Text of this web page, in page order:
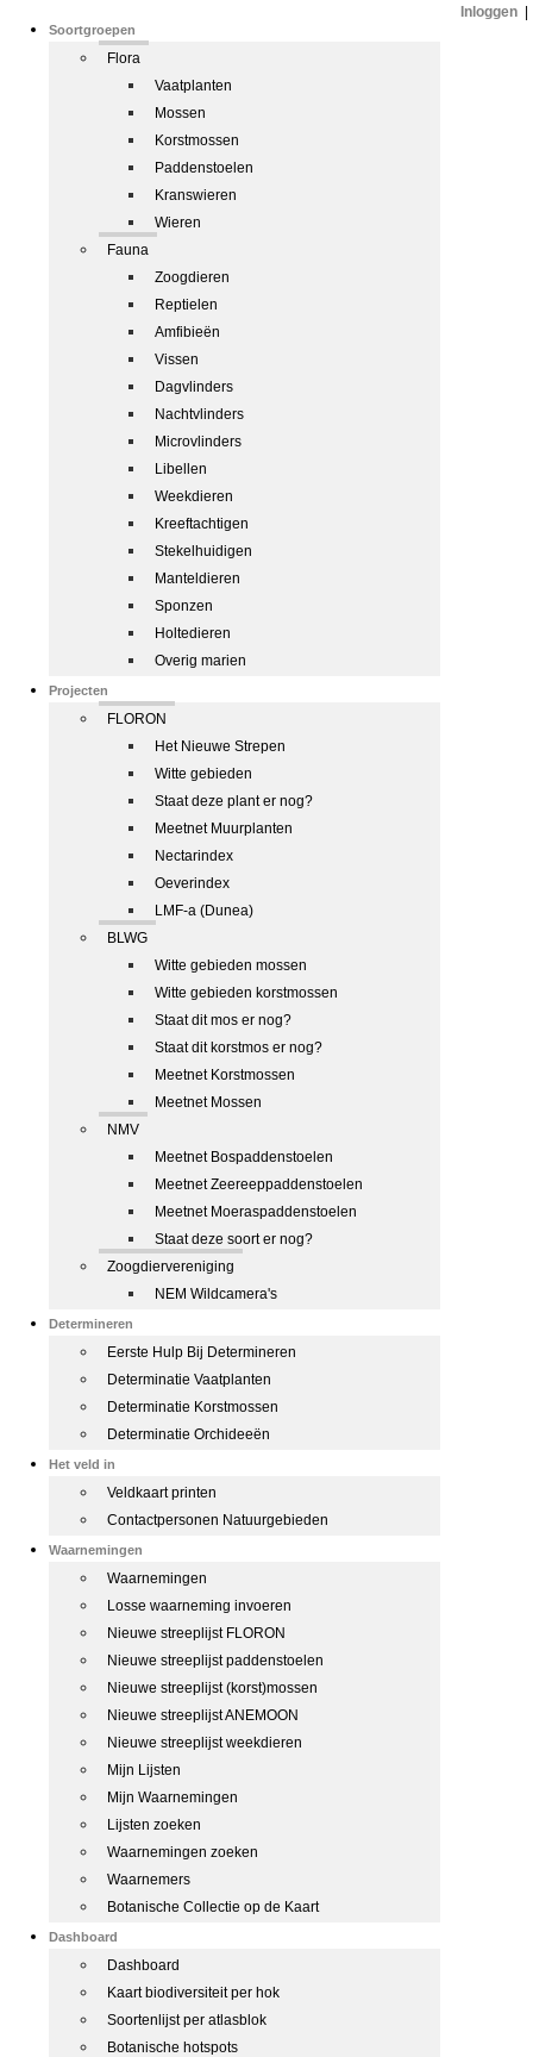
Soortgroepen
Flora
Vaatplanten
Mossen
Korstmossen
Paddenstoelen
Kranswieren
Wieren
Fauna
Zoogdieren
Reptielen
Amfibieën
Vissen
Dagvlinders
Nachtvlinders
Microvlinders
Libellen
Weekdieren
Kreeftachtigen
Stekelhuidigen
Manteldieren
Sponzen
Holtedieren
Overig marien
Projecten
FLORON
Het Nieuwe Strepen
Witte gebieden
Staat deze plant er nog?
Meetnet Muurplanten
Nectarindex
Oeverindex
LMF-a (Dunea)
BLWG
Witte gebieden mossen
Witte gebieden korstmossen
Staat dit mos er nog?
Staat dit korstmos er nog?
Meetnet Korstmossen
Meetnet Mossen
NMV
Meetnet Bospaddenstoelen
Meetnet Zeereeppaddenstoelen
Meetnet Moeraspaddenstoelen
Staat deze soort er nog?
Zoogdiervereniging
NEM Wildcamera's
Determineren
Eerste Hulp Bij Determineren
Determinatie Vaatplanten
Determinatie Korstmossen
Determinatie Orchideeën
Het veld in
Veldkaart printen
Contactpersonen Natuurgebieden
Waarnemingen
Waarnemingen
Losse waarneming invoeren
Nieuwe streeplijst FLORON
Nieuwe streeplijst paddenstoelen
Nieuwe streeplijst (korst)mossen
Nieuwe streeplijst ANEMOON
Nieuwe streeplijst weekdieren
Mijn Lijsten
Mijn Waarnemingen
Lijsten zoeken
Waarnemingen zoeken
Waarnemers
Botanische Collectie op de Kaart
Dashboard
Dashboard
Kaart biodiversiteit per hok
Soortenlijst per atlasblok
Botanische hotspots
Inloggen